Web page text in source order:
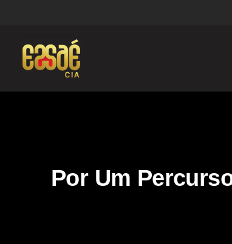
Por Um